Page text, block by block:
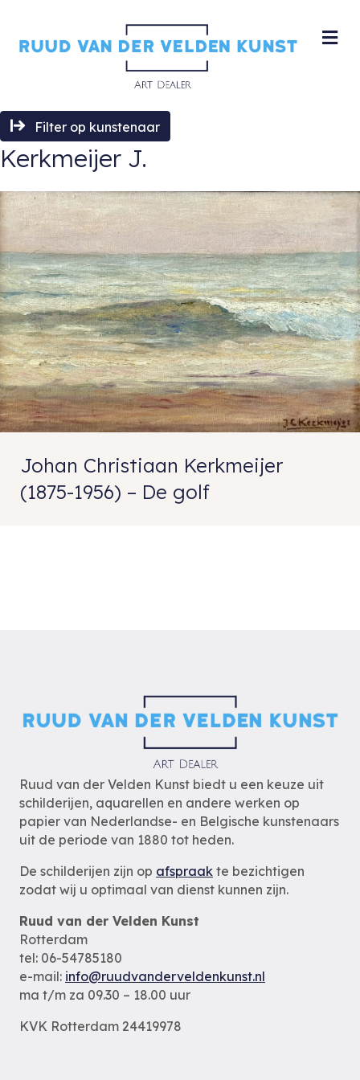
Filter op kunstenaar
Kerkmeijer J.
Johan Christiaan Kerkmeijer
(1875-1956) – De golf
Ruud van der Velden Kunst biedt u een keuze uit
schilderijen, aquarellen en andere werken op
papier van Nederlandse- en Belgische kunstenaars
uit de periode van 1880 tot heden.
De schilderijen zijn op afspraak te bezichtigen
zodat wij u optimaal van dienst kunnen zijn.
Ruud van der Velden Kunst
Rotterdam
tel: 06-54785180
e-mail: info@ruudvanderveldenkunst.nl
ma t/m za 09.30 – 18.00 uur
KVK Rotterdam 24419978